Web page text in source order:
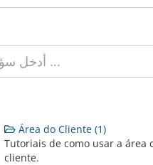
Área do Cliente (1)
Tutoriais de como usar a área
cliente.